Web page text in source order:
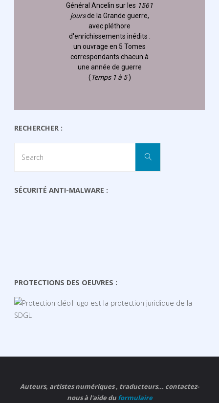
Général Ancelin sur les 1561
joursde la Grande guerre,
avec pléthore
d'enrichissements inédits :
un ouvrage en 5 Tomes
correspondants chacun à
une année de guerre
(Temps 1 à 5)
RECHERCHER :
Search
SÉCURITÉ ANTI-MALWARE :
PROTECTIONS DES OEUVRES :
Hugo est la protection juridique de la
SDGL
Auteurs, artistes numériques , traducteurs... contactez-
nous à l'aide du formulaire